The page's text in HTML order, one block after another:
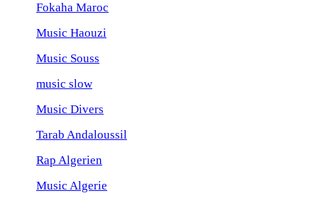
Fokaha Maroc
Music Haouzi
Music Souss
music slow
Music Divers
Tarab Andaloussil
Rap Algerien
Music Algerie